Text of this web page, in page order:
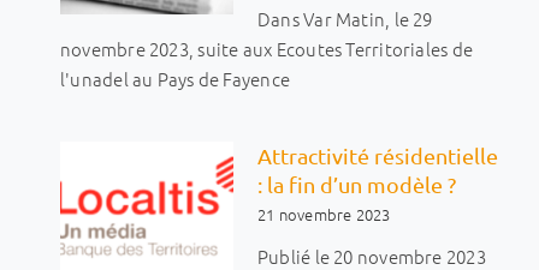
Dans Var Matin, le 29
novembre 2023, suite aux Ecoutes Territoriales de
l'unadel au Pays de Fayence
Attractivité résidentielle
: la fin d’un modèle ?
21 novembre 2023
Publié le 20 novembre 2023